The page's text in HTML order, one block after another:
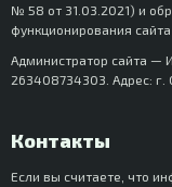
№ 58 от 31.03.2021) и
функционирования
Администратор сайта —
263408734303. Адрес: г.
Контакты
Если вы считаете, что